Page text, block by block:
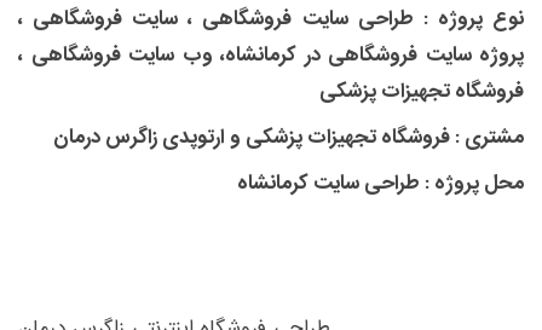
نوع پروژه : طراحی سایت فروشگاهی ، سایت فروشگاهی ،
پروژه سایت فروشگاهی در کرمانشاه، وب سایت فروشگاهی ،
فروشگاه تجهیزات پزشکی
مشتری : فروشگاه تجهیزات پزشکی و ارتوپدی زاگرس درمان
محل پروژه : طراحی سایت کرمانشاه